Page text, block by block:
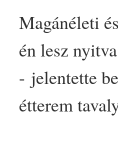
Magánéleti
én lesz
- jelentette
étterem